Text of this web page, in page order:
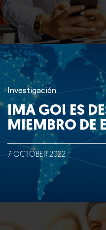
Investigación
IMA GO! ES
MIEMBRO DE
7 OCTOBER 2022